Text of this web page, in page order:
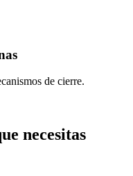
de cierre.
necesitas